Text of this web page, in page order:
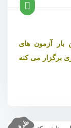
آزمون های
برگزار می کنه